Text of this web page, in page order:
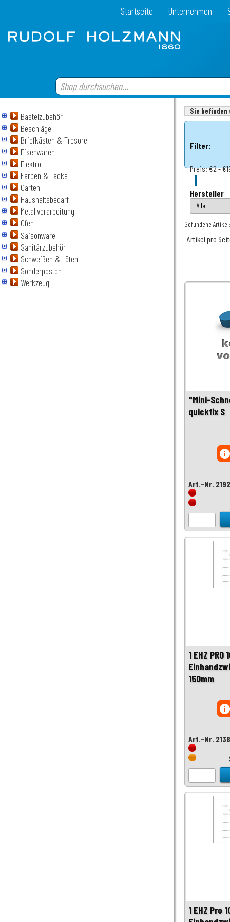
Startseite Unternehmen
Bastelzubehör
Beschläge
Briefkästen & Tresore
Eisenwaren
Elektro
Farben & Lacke
Garten
Haushaltsbedarf
Metallverarbeitung
Ofen
Saisonware
Sanitärzubehör
Schweißen & Löten
Sonderposten
Werkzeug
Sie
Filter:
Preis:€2 -
Hersteller
Gefundene
Artikel pro
"Mini-
quickfix S
Art.-Nr.
1 EHZ PRO
150mm
Art.-Nr.
1 EHZ Pro